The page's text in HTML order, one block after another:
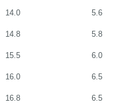
14.0 5.6
14.8 5.8
15.5 6.0
16.0 6.5
16.8 6.5